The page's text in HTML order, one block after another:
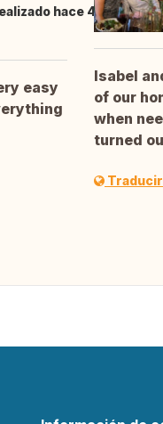
hace 4
easy
Isabel
of our
when
turned
Traducir